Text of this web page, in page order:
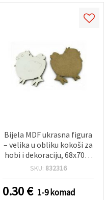
Bijela MDF ukrasna figura
– velika u obliku kokoši za
hobi i dekoraciju, 68x70x3
mm
SKU: 832316
0.30€ 1-9 komad